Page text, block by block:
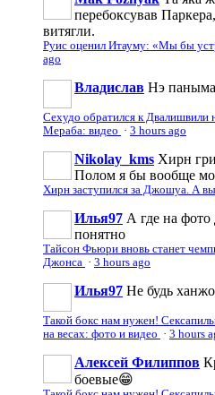
перебоксував
витягли.
Руис оценил Итауму: «Мы бы
ago
Владислав Нэ
Сехудо обратился к Двалишвили
Мераба: видео · 3 hours ago
Nikolay_kms Хирн
Полом я бы вообще
Хирн заступился за Джошуа. А
Илья97 А где на фото
понятно
Тайсон Фьюри вновь станет
Джонса · 3 hours ago
Илья97 Не будь
Такой бокс нам нужен!
на весах: фото и видео · 3 hours
Алексей Филиппов
боевые😁